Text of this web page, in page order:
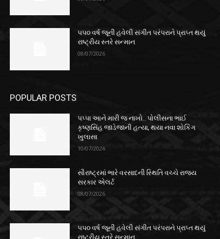
૫૫૦ વર્ષ જૂની હવેલી સંગીત પરંપરાને પ્રાપ્ત થયું
રાષ્ટ્રીય સ્તરે સન્માન
08/07/2026
POPULAR POSTS
પપ્પા આને મારી જ નાખો.. પોલીસના ભાઈ
કૃષ્ણસિંહ જાડેજાની હત્યા, થયા નવા શોકિંગ
ખુલાસા
10/07/2026
સૌરાષ્ટ્રમાં ભારે વરસાદની સ્થિતિ વચ્ચે રાજ્ય
સરકાર એલર્ટ
08/07/2026
૫૫૦ વર્ષ જૂની હવેલી સંગીત પરંપરાને પ્રાપ્ત થયું
રાષ્ટ્રીય સ્તરે સન્માન